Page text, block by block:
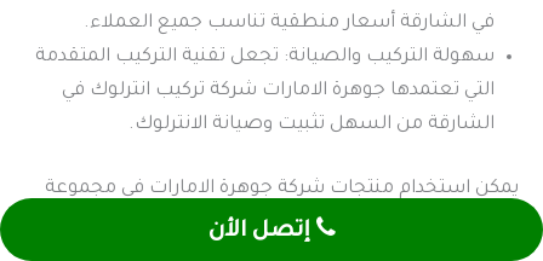
في الشارقة أسعار منطقية تناسب جميع العملاء.
سهولة التركيب والصيانة: تجعل تقنية التركيب المتقدمة
التي تعتمدها جوهرة الامارات شركة تركيب انترلوك في
الشارقة من السهل تثبيت وصيانة الانترلوك.
يمكن استخدام منتجات شركة جوهرة الامارات في مجموعة
من التطبيقات المتعددة ومنها:إتصل الأن